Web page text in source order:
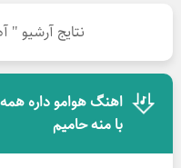
نتایج آرشیو "
اهنگ هوامو داره
با منه حامیم